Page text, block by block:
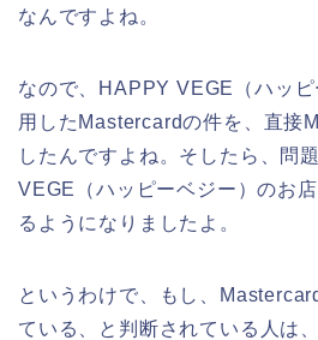
なんですよね。
なので、HAPPY VEGE（ハッピ
用したMastercardの件を、直接
したんですよね。そしたら、問
VEGE（ハッピーベジー）のお
るようになりましたよ。
というわけで、もし、
ている、と判断されている人は